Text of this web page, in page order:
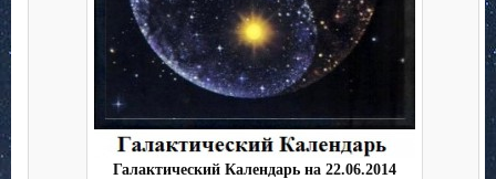
Галактический Календарь на 22.06.2014